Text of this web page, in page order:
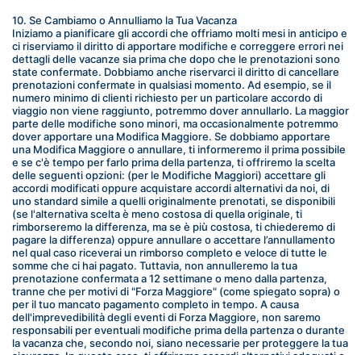
10. Se Cambiamo o Annulliamo la Tua Vacanza
Iniziamo a pianificare gli accordi che offriamo molti mesi in anticipo e
ci riserviamo il diritto di apportare modifiche e correggere errori nei
dettagli delle vacanze sia prima che dopo che le prenotazioni sono
state confermate. Dobbiamo anche riservarci il diritto di cancellare
prenotazioni confermate in qualsiasi momento. Ad esempio, se il
numero minimo di clienti richiesto per un particolare accordo di
viaggio non viene raggiunto, potremmo dover annullarlo. La maggior
parte delle modifiche sono minori, ma occasionalmente potremmo
dover apportare una Modifica Maggiore. Se dobbiamo apportare
una Modifica Maggiore o annullare, ti informeremo il prima possibile
e se c'è tempo per farlo prima della partenza, ti offriremo la scelta
delle seguenti opzioni: (per le Modifiche Maggiori) accettare gli
accordi modificati oppure acquistare accordi alternativi da noi, di
uno standard simile a quelli originalmente prenotati, se disponibili
(se l'alternativa scelta è meno costosa di quella originale, ti
rimborseremo la differenza, ma se è più costosa, ti chiederemo di
pagare la differenza) oppure annullare o accettare l’annullamento
nel qual caso riceverai un rimborso completo e veloce di tutte le
somme che ci hai pagato. Tuttavia, non annulleremo la tua
prenotazione confermata a 12 settimane o meno dalla partenza,
tranne che per motivi di "Forza Maggiore" (come spiegato sopra) o
per il tuo mancato pagamento completo in tempo. A causa
dell'imprevedibilità degli eventi di Forza Maggiore, non saremo
responsabili per eventuali modifiche prima della partenza o durante
la vacanza che, secondo noi, siano necessarie per proteggere la tua